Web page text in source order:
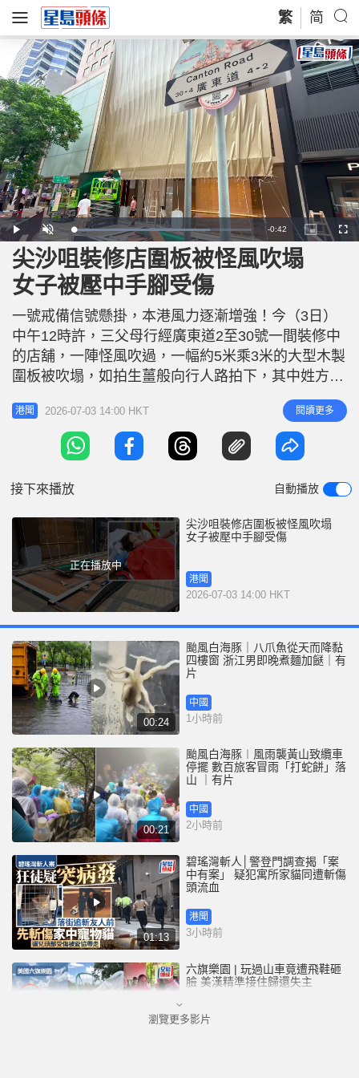
繁 简
P
l
a
y
U
n
m
u
t
e
L
o
a
d
e
d
:
7
9
2
%
R
e
n
e
-0:42
P
i
-
P
c
u
r
e
F
u
尖沙咀裝修店圍板被怪風吹塌
女子被壓中手腳受傷
一號戒備信號懸掛，本港風力逐漸增強！今（3日）
中午12時許，三父母行經廣東道2至30號一間裝修中
的店舖，一陣怪風吹過，一幅約5米乘3米的大型木製
圍板被吹塌，如拍生薑般向行人路拍下，其中姓方
（33歲）女兒走避不及被板尾壓中。 父母大驚呼
救，女兒由途人合力扶起及安慰，她手腳受傷，與受
驚不適的父親（69歲）一併送院治理。網上片段可
見，女途人倒臥在行人路邊，有人從旁安慰。
港聞 2026-07-03 14:00 HKT 閱讀更多
接下來播放 自動播放
正在播放中
尖沙咀裝修店圍板被怪風吹塌
女子被壓中手腳受傷
港聞
2026-07-03 14:00 HKT
00:24
颱風白海豚｜八爪魚從天而降黏
四樓窗 浙江男即晚煮麵加餸｜有
片
中國
1小時前
00:21
颱風白海豚︱風雨襲黃山致纜車
停擺 數百旅客冒雨「打蛇餅」落
山 ｜有片
中國
2小時前
01:13
碧瑤灣斬人│警登門調查揭「案
中有案」 疑犯寓所家貓同遭斬傷
頭流血
港聞
3小時前
六旗樂園 | 玩過山車竟遭飛鞋砸
臉 美漢精準接住歸還失主
港聞
瀏覽更多影片